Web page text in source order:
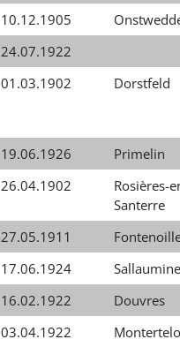
10.12.1905
24.07.1922
01.03.1902 Dorstfeld
19.06.1926
Primelin
26.04.1902
Rosières-
Santerre
27.05.1911
17.06.1924
16.02.1922
Douvres
03.04.1922